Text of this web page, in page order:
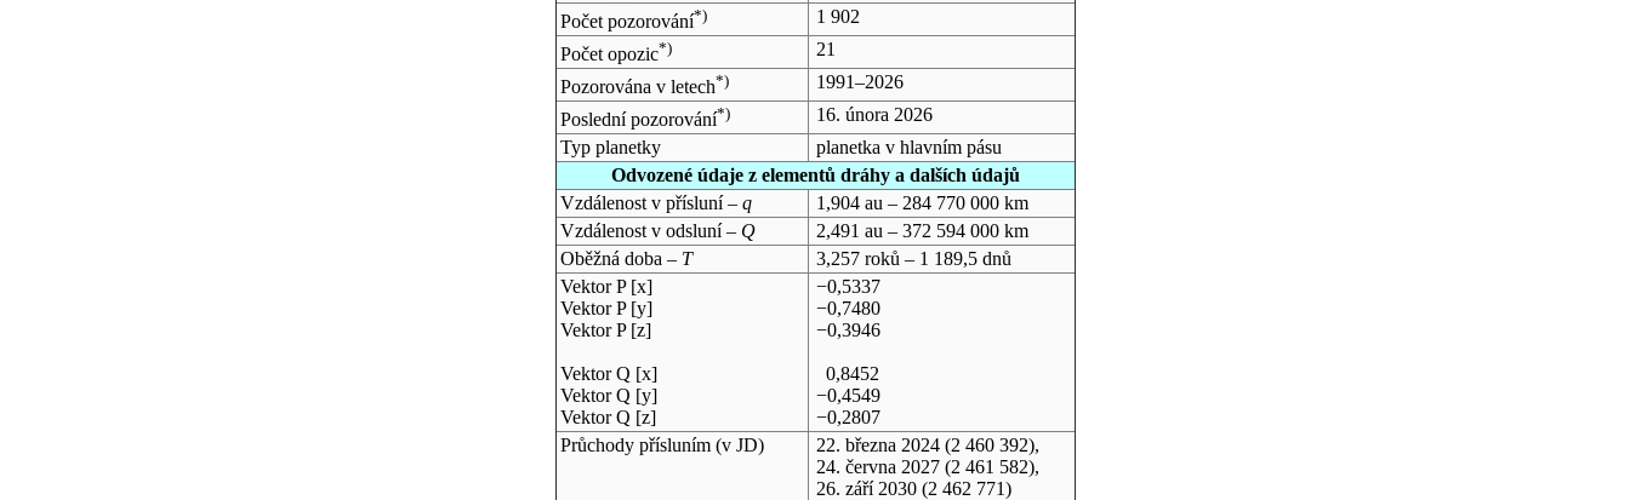
Počet pozorování*)
1 902
Počet opozic*)
21
Pozorována v letech*)
1991–2026
Poslední pozorování*)
16. února 2026
Typ planetky
planetka v hlavním pásu
Odvozené údaje z elementů dráhy a dalších údajů
Vzdálenost v přísluní – q
1,904 au – 284 770 000 km
Vzdálenost v odsluní – Q
2,491 au – 372 594 000 km
Oběžná doba – T
3,257 roků – 1 189,5 dnů
Vektor P [x]
Vektor P [y]
Vektor P [z]
Vektor Q [x]
Vektor Q [y]
Vektor Q [z]
−0,5337
−0,7480
−0,3946
0,8452
−0,4549
−0,2807
Průchody přísluním (v JD) 22. března 2024(2 460 392),
24. června 2027(2 461 582),
26. září 2030(2 462 771)